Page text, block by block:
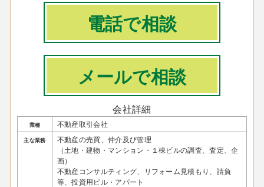
電話で相談
メールで相談
会社詳細
業種 不動産取引会社
主な業務
不動産の売買、仲介及び管理
（土地・建物・マンション・１棟ビルの調査、査定、企
画）
不動産コンサルティング、リフォーム見積もり、請負
等、投資用ビル・アパート